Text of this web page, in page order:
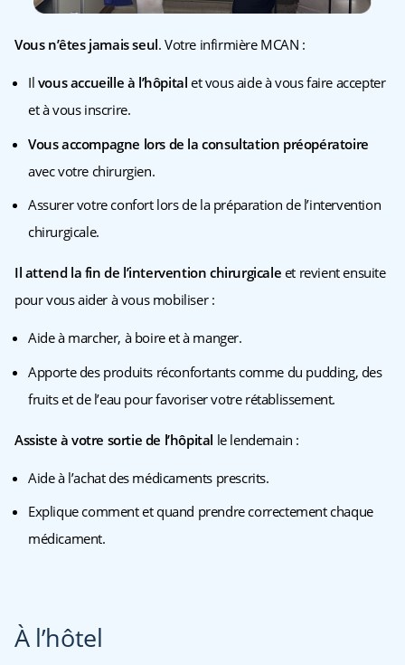
Vous n’êtes jamais seul. Votre infirmière MCAN :
Il vous accueille à l’hôpital et vous aide à vous faire accepter
et à vous inscrire.
Vous accompagne lors de la consultation préopératoire
avec votre chirurgien.
Assurer votre confort lors de la préparation de l’intervention
chirurgicale.
Il attend la fin de l’intervention chirurgicale et revient ensuite
pour vous aider à vous mobiliser :
Aide à marcher, à boire et à manger.
Apporte des produits réconfortants comme du pudding, des
fruits et de l’eau pour favoriser votre rétablissement.
Assiste à votre sortie de l’hôpital le lendemain :
Aide à l’achat des médicaments prescrits.
Explique comment et quand prendre correctement chaque
médicament.
À l’hôtel